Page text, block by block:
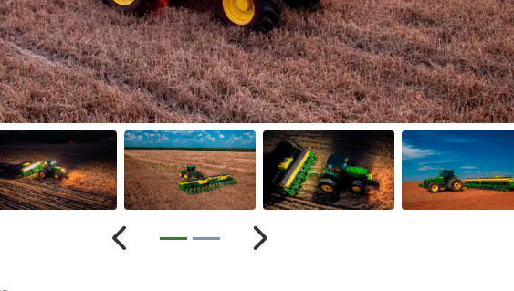
Anterior Próximo